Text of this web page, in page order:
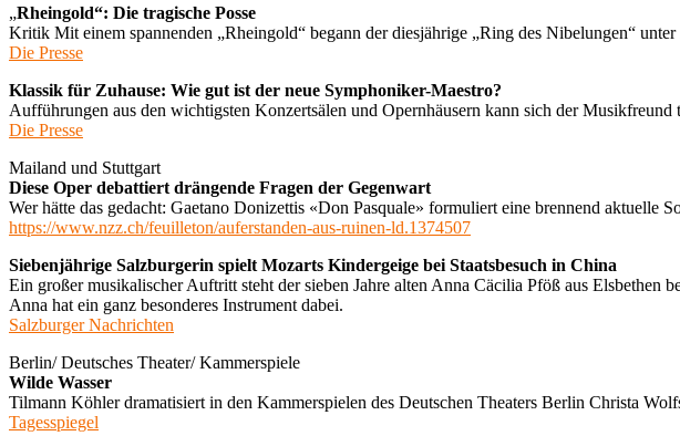
„Rheingold“: Die tragische Posse
Kritik Mit einem spannenden „Rheingold“ begann der diesjährige „Ring des Nibelungen“
Die Presse
Klassik für Zuhause: Wie gut ist der neue Symphoniker-Maestro?
Aufführungen aus den wichtigsten Konzertsälen und Opernhäusern kann sich der
Die Presse
Mailand und Stuttgart
Diese Oper debattiert drängende Fragen der Gegenwart
Wer hätte das gedacht: Gaetano Donizettis «Don Pasquale» formuliert eine brennend
https://www.nzz.ch/feuilleton/auferstanden-aus-ruinen-ld.1374507
Siebenjährige Salzburgerin spielt Mozarts Kindergeige bei Staatsbesuch in China
Ein großer musikalischer Auftritt steht der sieben Jahre alten Anna Cäcilia Pföß aus
Anna hat ein ganz besonderes Instrument dabei.
Salzburger Nachrichten
Berlin/ Deutsches Theater/ Kammerspiele
Wilde Wasser
Tilmann Köhler dramatisiert in den Kammerspielen des Deutschen Theaters Berlin Christa
Tagesspiegel